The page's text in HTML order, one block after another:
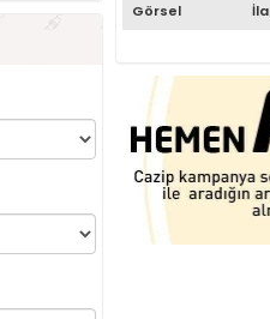
Görsel